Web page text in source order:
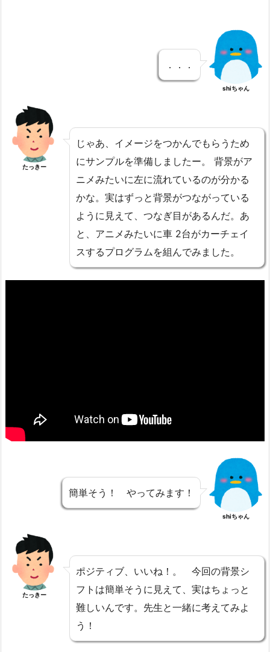
．．．
shiちゃん
たっきー
じゃあ、イメージをつかんでもらうため
にサンプルを準備しましたー。 背景がア
ニメみたいに左に流れているのが分かる
かな。実はずっと背景がつながっている
ように見えて、つなぎ目があるんだ。あ
と、アニメみたいに車 2台がカーチェイ
スするプログラムを組んでみました。
簡単そう！ やってみます！
shiちゃん
たっきー
ポジティブ、いいね！。 今回の背景シ
フトは簡単そうに見えて、実はちょっと
難しいんです。先生と一緒に考えてみよ
う！